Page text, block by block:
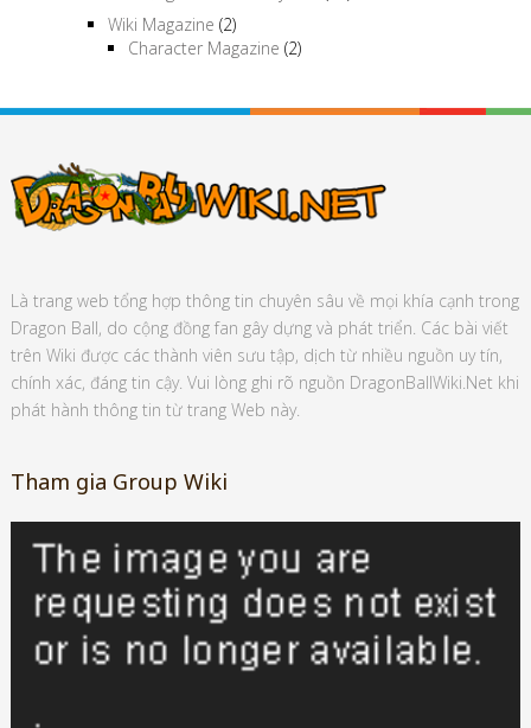
Wiki Magazine (2)
Character Magazine (2)
Là trang web tổng hợp thông tin chuyên sâu về mọi khía cạnh trong
Dragon Ball, do cộng đồng fan gây dựng và phát triển. Các bài viết
trên Wiki được các thành viên sưu tập, dịch từ nhiều nguồn uy tín,
chính xác, đáng tin cậy. Vui lòng ghi rõ nguồn DragonBallWiki.Net khi
phát hành thông tin từ trang Web này.
Tham gia Group Wiki